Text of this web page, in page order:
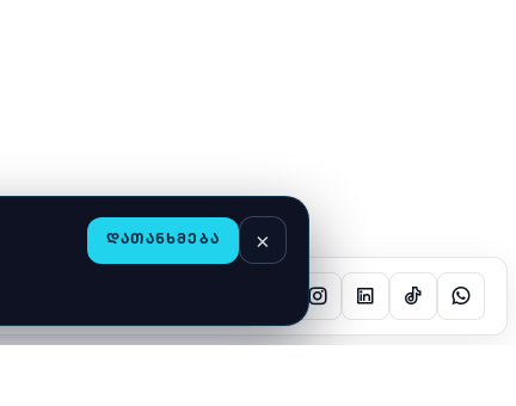
ᲓᲐᲗᲐᲜᲮᲛᲔᲑᲐ ×